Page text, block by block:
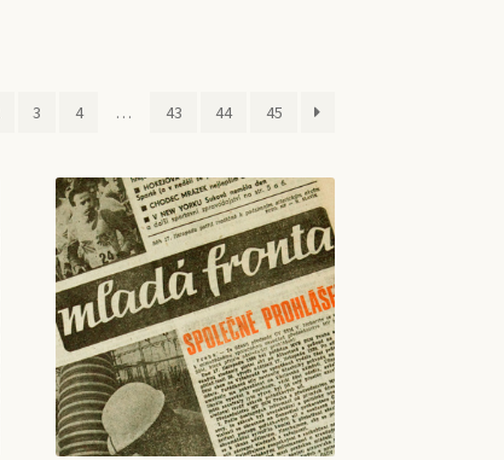
3 4 … 43 44 45